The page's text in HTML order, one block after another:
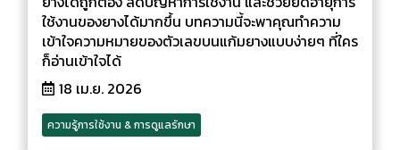
ใช้งานของยางได้มากขึ้น บทความนี้จะพาคุณทำความ
เข้าใจความหมายของตัวเลขบนแก้มยางแบบง่ายๆ ที่ใคร
ก็อ่านเข้าใจได้
18 เม.ย. 2026
ความรู้การใช้งาน & การดูแลรักษา